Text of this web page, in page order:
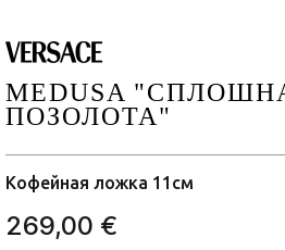
MEDUSA
ПОЗОЛОТА"
Кофейная ложка 11см
269,00 €